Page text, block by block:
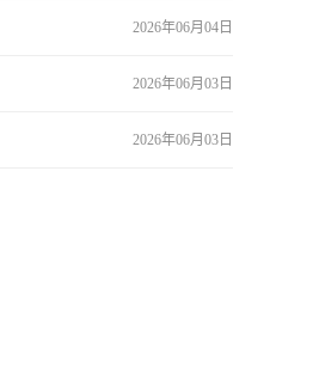
2026年06月04日
2026年06月03日
2026年06月03日